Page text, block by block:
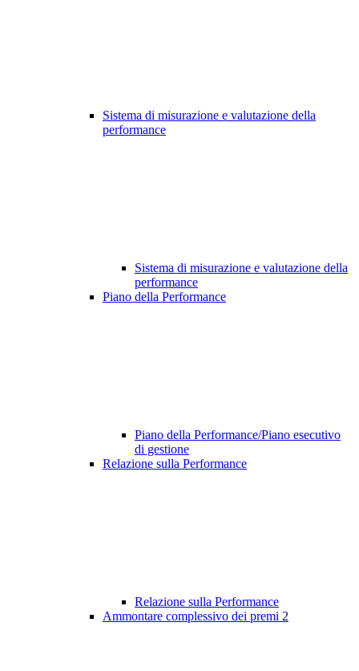
Sistema di misurazione e valutazione della
performance
Sistema di misurazione e valutazione della
performance
Piano della Performance
Piano della Performance/Piano esecutivo
di gestione
Relazione sulla Performance
Relazione sulla Performance
Ammontare complessivo dei premi 2